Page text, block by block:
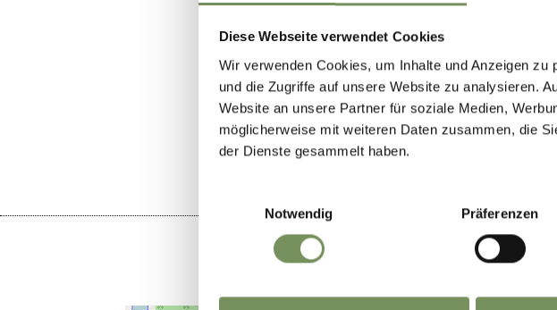
Diese Webseite verwendet Cookies
Wir verwenden Cookies, um Inhalte und Anzeigen
und die Zugriffe auf unsere Website zu analysieren.
Website an unsere Partner für soziale Medien,
möglicherweise mit weiteren Daten zusammen, die
der Dienste gesammelt haben.
Notwendig
Präferenzen
DID YOU FIND THIS